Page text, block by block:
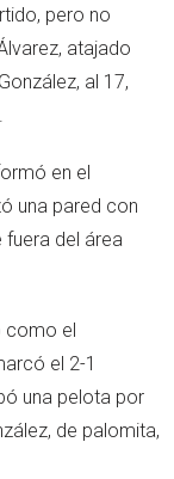
pero no
atajado
al 17,
en el
una pared con
fuera del área
como el
el 2-1
una pelota por
de palomita,